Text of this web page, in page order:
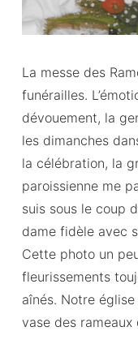
La messe des
funérailles.
dévouement, la
les dimanches
la célébration, la
paroissienne me
suis sous le coup
dame fidèle avec
Cette photo un
fleurissements
aînés. Notre
vase des